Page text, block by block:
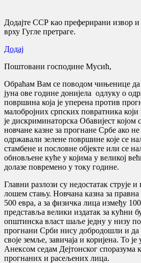
Додајте ССР као преферирани извор
врху Гугле претраге.
Додај
Поштовани господине Мусић,
Обраћам Вам се поводом чињенице
јуна ове године донијела одлуку о
површина која је уперена против
малобројних српских повратника
је дискриминаторска Обавијест којом
новчане казне за прогнане Србе ако
одржавали зелене површине које се
стамбене и пословне објекте или се
обновљене куће у којима у великој
долазе повремено у току године.
Главни разлози су недостатак струје и
лошем стању. Новчана казна за
500 евра, а за физичка лица између
представља велики издатак за кућни
општинска власт шаље једну у низу
прогнани Срби нису добродошли и да
своје земље, завичаја и коријена. То
Анексом седам Дејтонског споразума
прогнаних и расељених лица.